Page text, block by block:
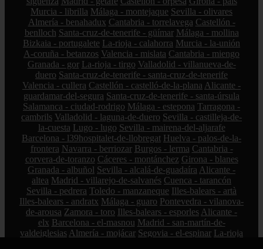
Murcia - librilla Málaga - montejaque Sevilla - olivares
Almería - benahadux Cantabria - torrelavega Castellón -
benlloch Santa-cruz-de-tenerife - güímar Málaga - mollina
Bizkaia - portugalete La-rioja - calahorra Murcia - la-unión
A-coruña - betanzos Valencia - mislata Cantabria - miengo
Granada - gor La-rioja - tirgo Valladolid - villanueva-de-
duero Santa-cruz-de-tenerife - santa-cruz-de-tenerife
Valencia - cullera Castellón - castelló-de-la-plana Alicante -
guardamar-del-segura Santa-cruz-de-tenerife - santa-úrsula
Salamanca - ciudad-rodrigo Málaga - estepona Tarragona -
cambrils Valladolid - laguna-de-duero Sevilla - castilleja-de-
la-cuesta Lugo - lugo Sevilla - mairena-del-aljarafe
Barcelona - l39hospitalet-de-llobregat Huelva - palos-de-la-
frontera Navarra - berriozar Burgos - lerma Cantabria -
corvera-de-toranzo Cáceres - montánchez Girona - blanes
Granada - albuñol Sevilla - alcalá-de-guadaíra Alicante -
altea Madrid - villarejo-de-salvanés Cuenca - tarancón
Sevilla - pedrera Toledo - manzaneque Illes-balears - artà
Illes-balears - andratx Málaga - guaro Pontevedra - vilanova-
de-arousa Zamora - toro Illes-balears - esporles Alicante -
elx Barcelona - el-masnou Madrid - san-martín-de-
valdeiglesias Almería - mojácar Segovia - el-espinar La-rioja